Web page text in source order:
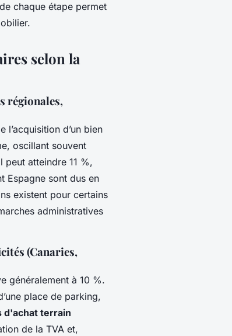
chaque étape permet
selon la
régionales,
l’acquisition d’un bien
oscillant souvent
peut atteindre 11 %,
Espagne sont dus en
existent pour certains
administratives
(Canaries,
généralement à 10 %.
place de parking,
d'achat terrain
de la TVA et,